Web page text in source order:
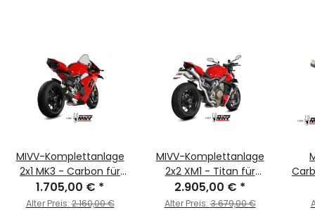
MIVV-Komplettanlage
2x1 MK3 - Carbon für
DUCATI -
STREETFIGHTER V4 BJ.
1.705,00 € *
Alter Preis:2.160,00 €
MIVV-Komplettanlage
2x2 XM1 - Titan für
DUCATI -
STREETFIGHTER V4 BJ.
2.905,00 € *
Alter Preis:3.679,00 €